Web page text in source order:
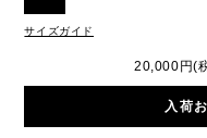
サイズガイド
20,000円(
入荷